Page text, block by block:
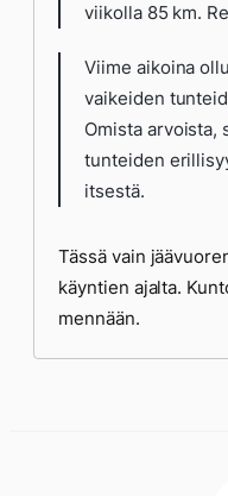
viikolla 85 km.
Viime aikoina
vaikeiden
Omista arvoista,
tunteiden
itsestä.
Tässä vain
käyntien ajalta.
mennään.